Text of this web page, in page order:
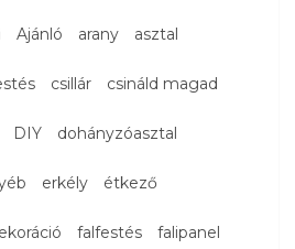
Ajánló arany asztal
csillár csináld magad
DIY dohányzóasztal
erkély étkező
falfestés falipanel